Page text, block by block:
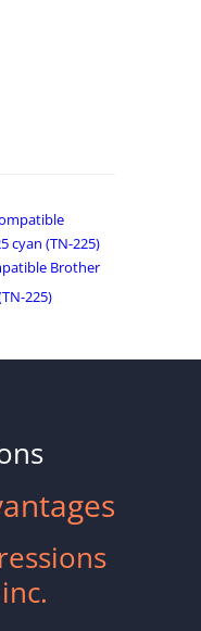
cyan (TN-225)
Brother
225)